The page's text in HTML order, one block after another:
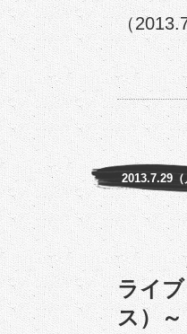
（
2013.7.29（
ライ
ス）～